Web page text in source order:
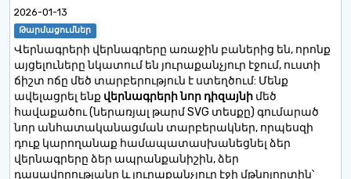
2026-01-13
Թարմացումներ
Վերնագրերի վերնագրերը առաջին բաներից են, որոնք
այցելուները նկատում են յուրաքանչյուր էջում, ուստի
ճիշտ ոճը մեծ տարբերություն է ստեղծում: Մենք
ավելացրել ենք վերնագրերի նոր դիզայնի մեծ
հավաքածու(ներառյալ թարմ SVG տեսքը) գումարած
նոր անհատականացման տարբերակներ, որպեսզի
դուք կարողանաք համապատասխանեցնել ձեր
վերնագրերը ձեր ապրանքանիշին, ձեր
դասավորությանը և յուրաքանչյուր էջի մթնոլորտին՝